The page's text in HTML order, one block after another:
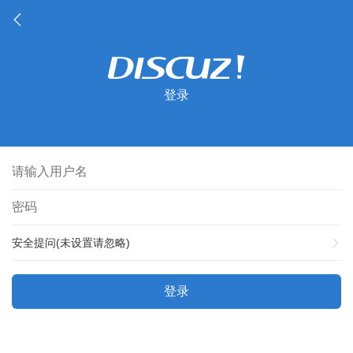
登录
安全提问(未设置请忽略)
登录